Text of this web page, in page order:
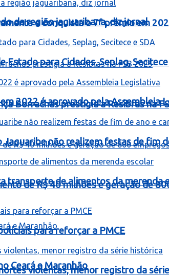
e conquista o 7° prêmio em
Borrachas prestigia a Resibras na
de R$ 40 milhões e geração de
Ceará e Maranhão
da região jaguaribana, diz jornal
para Cidades, Seplag, Secitece
2022 é aprovado pela Assembleia
não realizem festas de fim
transporte de alimentos da merenda
para reforçar a PMCE
violentas, menor registro da